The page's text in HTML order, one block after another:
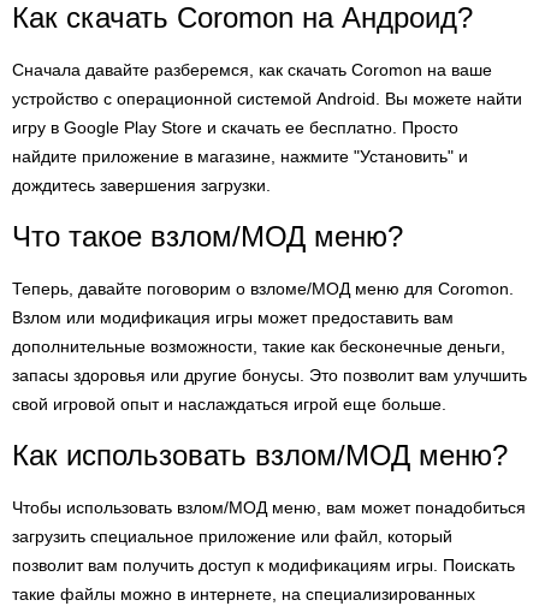
Как скачать Coromon на Андроид?
Сначала давайте разберемся, как скачать Coromon на ваше
устройство с операционной системой Android. Вы можете найти
игру в Google Play Store и скачать ее бесплатно. Просто
найдите приложение в магазине, нажмите "Установить" и
дождитесь завершения загрузки.
Что такое взлом/МОД меню?
Теперь, давайте поговорим о взломе/МОД меню для Coromon.
Взлом или модификация игры может предоставить вам
дополнительные возможности, такие как бесконечные деньги,
запасы здоровья или другие бонусы. Это позволит вам улучшить
свой игровой опыт и наслаждаться игрой еще больше.
Как использовать взлом/МОД меню?
Чтобы использовать взлом/МОД меню, вам может понадобиться
загрузить специальное приложение или файл, который
позволит вам получить доступ к модификациям игры. Поискать
такие файлы можно в интернете, на специализированных